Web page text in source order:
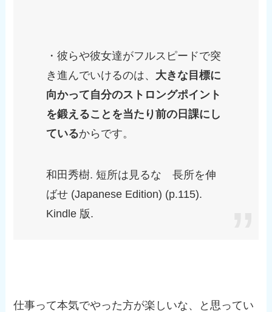
・彼らや彼女達がフルスピードで突
き進んでいけるのは、 大きな目標に
向かって自分のストロングポイント
を鍛えることを当たり前の日課にし
ているからです。
和田秀樹. 短所は見るな 長所を伸
ばせ (Japanese Edition) (p.115).
Kindle 版.
仕事って本気でやった方が楽しいな、と思ってい